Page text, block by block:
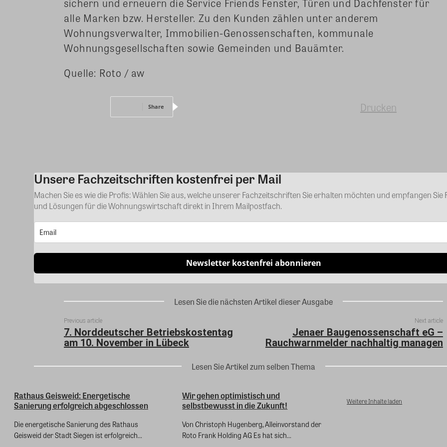
sichern und erneuern die Service Friends Fenster, Türen und Dachfenster für
alle Marken bzw. Hersteller. Zu den Kunden zählen unter anderem
Wohnungsverwalter, Immobilien-Genossenschaften, kommunale
Wohnungsgesellschaften sowie Gemeinden und Bauämter.
Quelle: Roto / aw
Share Drucken
Kommentar
Unsere Fachzeitschriften kostenfrei per Mail
Machen Sie es wie die Profis: Wählen Sie aus, welche unserer Fachzeitschriften Sie erhalten möchten und empfangen Sie
und Lösungen für die Wohnungswirtschaft direkt in Ihrem Mailpostfach.
Newsletter kostenfrei abonnieren
Lesen Sie die nächsten Artikel dieser Ausgabe
Previous article
7. Norddeutscher Betriebskostentag
am 10. November in Lübeck
Next article
Jenaer Baugenossenschaft eG –
Rauchwarnmelder nachhaltig managen
Lesen Sie Artikel zum selben Thema
Rathaus Geisweid: Energetische
Sanierung erfolgreich abgeschlossen
Die energetische Sanierung des Rathaus
Geisweid der Stadt Siegen ist erfolgreich...
Wir gehen optimistisch und
selbstbewusst in die Zukunft!
Von Christoph Hugenberg, Alleinvorstand der
Roto Frank Holding AG Es hat sich...
Weitere Inhalte laden